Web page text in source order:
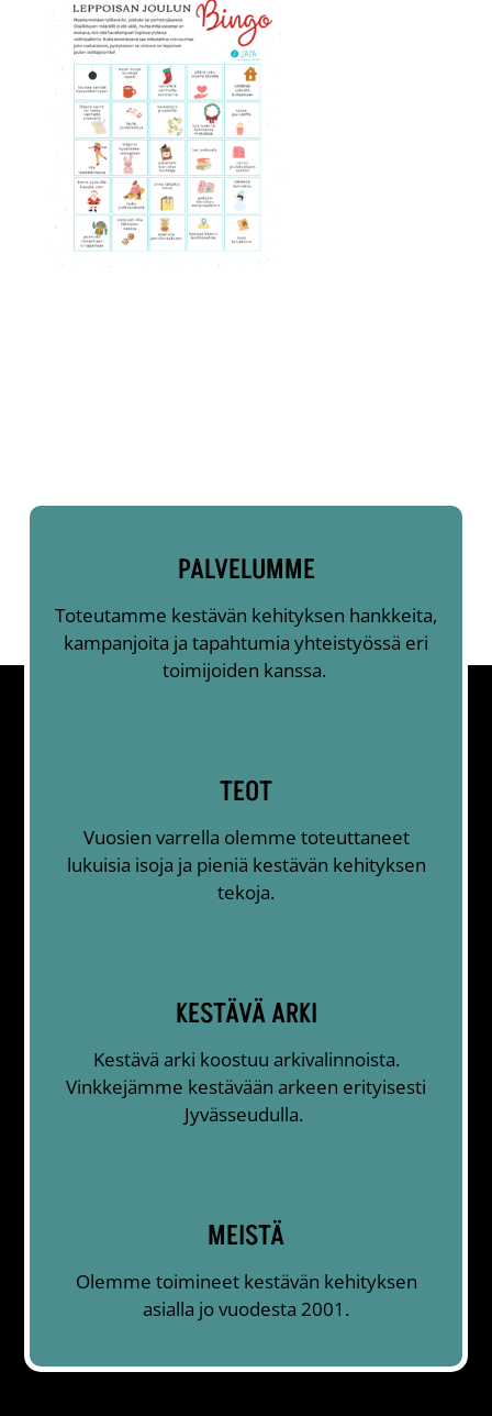
PALVELUMME
Toteutamme kestävän kehityksen hankkeita,
kampanjoita ja tapahtumia yhteistyössä eri
toimijoiden kanssa.
TEOT
Vuosien varrella olemme toteuttaneet
lukuisia isoja ja pieniä kestävän kehityksen
tekoja.
KESTÄVÄ ARKI
Kestävä arki koostuu arkivalinnoista.
Vinkkejämme kestävään arkeen erityisesti
Jyvässeudulla.
MEISTÄ
Olemme toimineet kestävän kehityksen
asialla jo vuodesta 2001.